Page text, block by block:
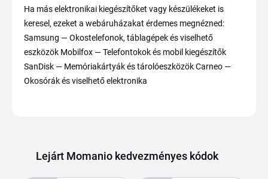
Ha más elektronikai kiegészítőket vagy készülékeket is
keresel, ezeket a webáruházakat érdemes megnézned:
Samsung — Okostelefonok, táblagépek és viselhető
eszközök Mobilfox — Telefontokok és mobil kiegészítők
SanDisk — Memóriakártyák és tárolóeszközök Carneo —
Okosórák és viselhető elektronika
Lejárt Momanio kedvezményes kódok